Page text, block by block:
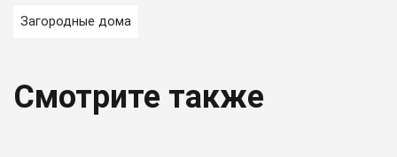
Загородные дома
Смотрите также